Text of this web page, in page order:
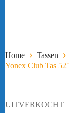
Home Tassen
Yonex Club Tas
UITVERKOCHT